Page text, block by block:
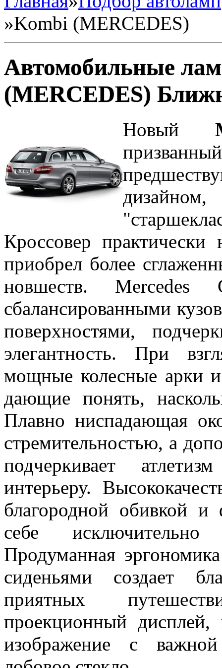
»Kombi (MERCEDES)
Автомобильные
(MERCEDES)
Новый
Кроссовер
приобрел более
новшеств. Mercedes
сбалансированными
поверхностями,
элегантность. При
мощные колесные арки
дающие понять,
Плавно ниспадающая
стремительностью, а
подчеркивает
интерьеру.
благородной обивкой и
себе исключительно
Продуманная
сиденьями создает
приятных
проекционный дисплей,
изображение с